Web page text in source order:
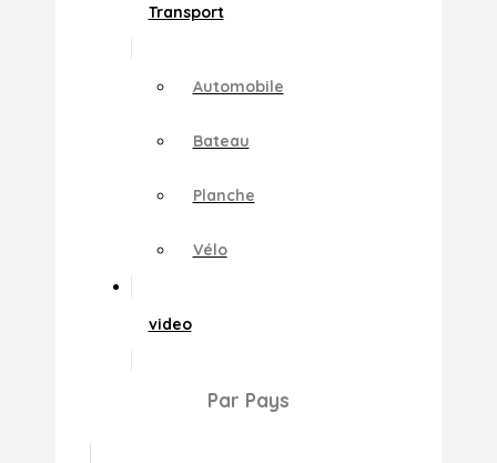
Transport
Automobile
Bateau
Planche
Vélo
video
Par Pays